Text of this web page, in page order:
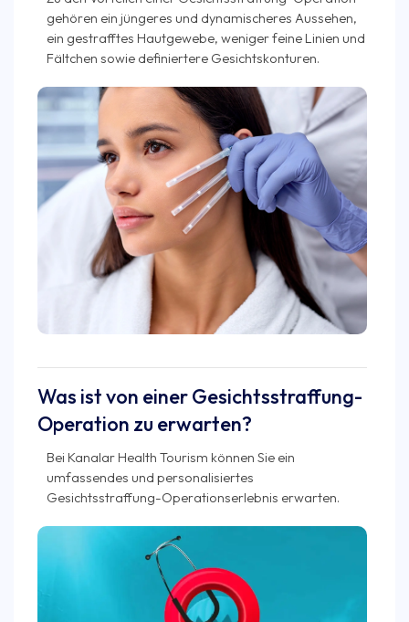
gehören ein jüngeres und dynamischeres Aussehen,
ein gestrafftes Hautgewebe, weniger feine Linien und
Fältchen sowie definiertere Gesichtskonturen.
Was ist von einer Gesichtsstraffung-
Operation zu erwarten?
Bei Kanalar Health Tourism können Sie ein
umfassendes und personalisiertes
Gesichtsstraffung-Operationserlebnis erwarten.